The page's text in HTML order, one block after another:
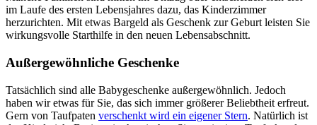
im Laufe des ersten Lebensjahres dazu, das Kinderzimmer
herzurichten. Mit etwas Bargeld als Geschenk zur Geburt leisten Sie
wirkungsvolle Starthilfe in den neuen Lebensabschnitt.
Außergewöhnliche Geschenke
Tatsächlich sind alle Babygeschenke außergewöhnlich. Jedoch
haben wir etwas für Sie, das sich immer größerer Beliebtheit erfreut.
Gern von Taufpaten verschenkt wird ein eigener Stern. Natürlich ist